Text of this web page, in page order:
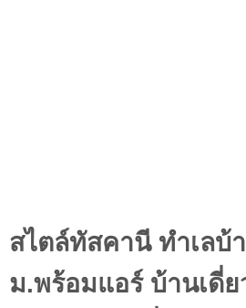
สไตล์ทัสคานี ทำเลบ้
ม.พร้อมแอร์ บ้านเดี่